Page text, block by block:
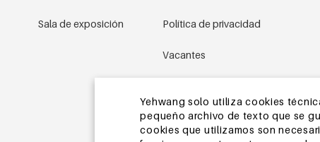
Yehwang solo utiliza cookies
pequeño archivo de texto que se
cookies que utilizamos son
Sala de exposición Política de privacidad
Vacantes
Mapa del sitio